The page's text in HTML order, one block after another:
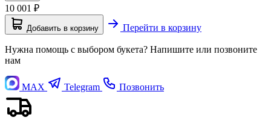
10 001 ₽
Добавить в корзину Перейти в корзину
Нужна помощь с выбором букета? Напишите или позвоните
нам
MAX Telegram Позвонить